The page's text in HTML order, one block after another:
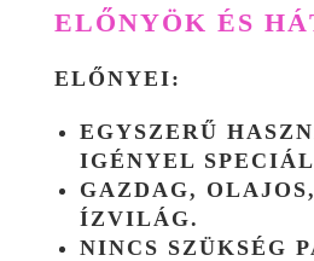
ELŐNYÖK ÉS
ELŐNYEI:
EGYSZERŰ
IGÉNYEL
GAZDAG,
ÍZVILÁG.
NINCS SZÜKSÉG